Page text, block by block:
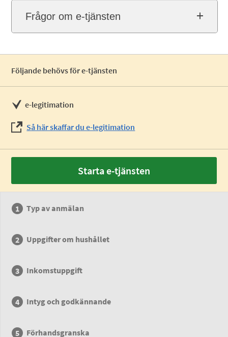
Frågor om e-tjänsten
Följande behövs för e-tjänsten
e-legitimation
Så här skaffar du e-legitimation
Starta e-tjänsten
Typ av anmälan
Uppgifter om hushållet
Inkomstuppgift
Intyg och godkännande
Förhandsgranska